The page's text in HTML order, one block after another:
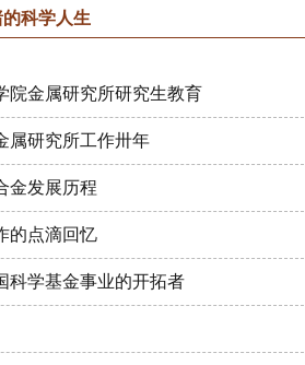
科学人生
院金属研究所研究生教育
属研究所工作卅年
金发展历程
的点滴回忆
科学基金事业的开拓者